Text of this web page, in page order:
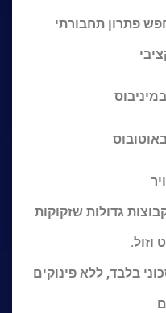
פתרון תחבורתי
גדולות שזקוקות
וזול.
בלבד, ללא פינוקים